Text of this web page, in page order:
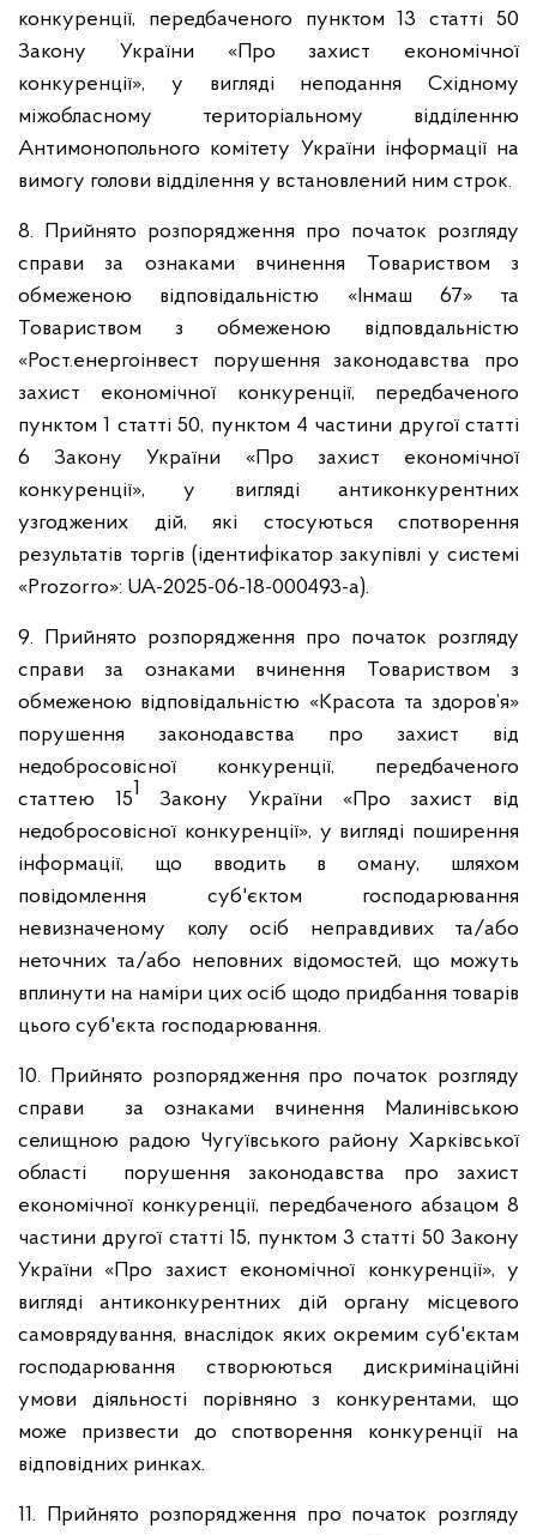
конкуренції, передбаченого пунктом 13 статті 50
Закону України «Про захист економічної
конкуренції», у вигляді неподання Східному
міжобласному територіальному відділенню
Антимонопольного комітету України інформації на
вимогу голови відділення у встановлений ним строк.
8. Прийнято розпорядження про початок розгляду
справи за ознаками вчинення Товариством з
обмеженою відповідальністю «Інмаш 67» та
Товариством з обмеженою відповдальністю
«Рост.енергоінвест порушення законодавства про
захист економічної конкуренції, передбаченого
пунктом 1 статті 50, пунктом 4 частини другої статті
6 Закону України «Про захист економічної
конкуренції», у вигляді антиконкурентних
узгоджених дій, які стосуються спотворення
результатів торгів (ідентифікатор закупівлі у системі
«Prozorro»: UA-2025-06-18-000493-a).
9. Прийнято розпорядження про початок розгляду
справи за ознаками вчинення Товариством з
обмеженою відповідальністю «Красота та здоров’я»
порушення законодавства про захист від
недобросовісної конкуренції, передбаченого
статтею 151 Закону України «Про захист від
недобросовісної конкуренції», у вигляді поширення
інформації, що вводить в оману, шляхом
повідомлення суб'єктом господарювання
невизначеному колу осіб неправдивих та/або
неточних та/або неповних відомостей, що можуть
вплинути на наміри цих осіб щодо придбання товарів
цього суб'єкта господарювання.
10. Прийнято розпорядження про початок розгляду
справи за ознаками вчинення Малинівською
селищною радою Чугуївського району Харківської
області порушення законодавства про захист
економічної конкуренції, передбаченого абзацом 8
частини другої статті 15, пунктом 3 статті 50 Закону
України «Про захист економічної конкуренції», у
вигляді антиконкурентних дій органу місцевого
самоврядування, внаслідок яких окремим суб'єктам
господарювання створюються дискримінаційні
умови діяльності порівняно з конкурентами, що
може призвести до спотворення конкуренції на
відповідних ринках.
11. Прийнято розпорядження про початок розгляду